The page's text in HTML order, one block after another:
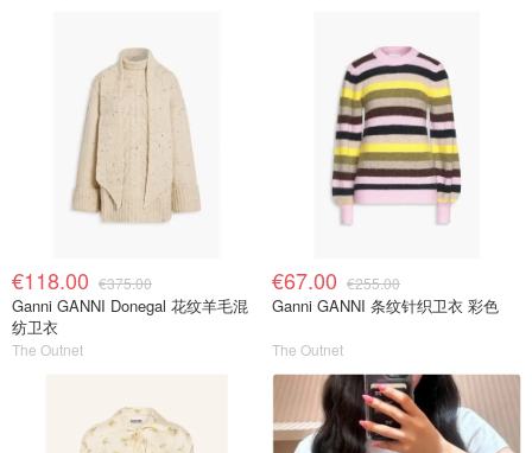
€118.00 €375.00
Ganni GANNI Donegal 花纹羊毛混
纺卫衣
The Outnet
€67.00 €255.00
Ganni GANNI 条纹针织卫衣 彩色
The Outnet